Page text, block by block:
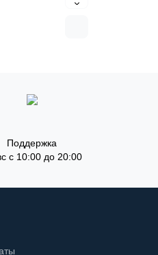
Поддержка
с 10:00 до 20:00